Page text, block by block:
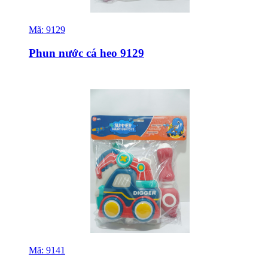
Sỉ & Lẻ
Mã: 9129
Phun nước cá heo 9129
Sỉ & Lẻ
Mã: 9141